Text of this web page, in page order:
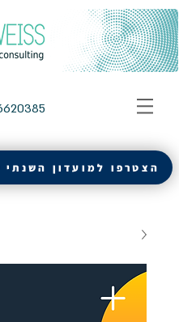
הצטרפו למועדון